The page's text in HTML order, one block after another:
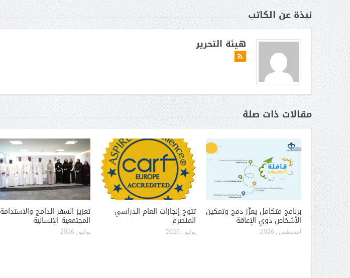
نبذة عن الكاتب
هيئة التحرير
مقالات ذات صلة
برنامج متكامل يعزّز دمج وتمكين
الأشخاص ذوي الإعاقة
أغسطس , 2026
تتوج إنجازات العام الدراسي
المنصرم
يوليو , 2026
تعزيز السفر الدامج والاستدامة
المجتمعية الإنسانية
يوليو , 2026